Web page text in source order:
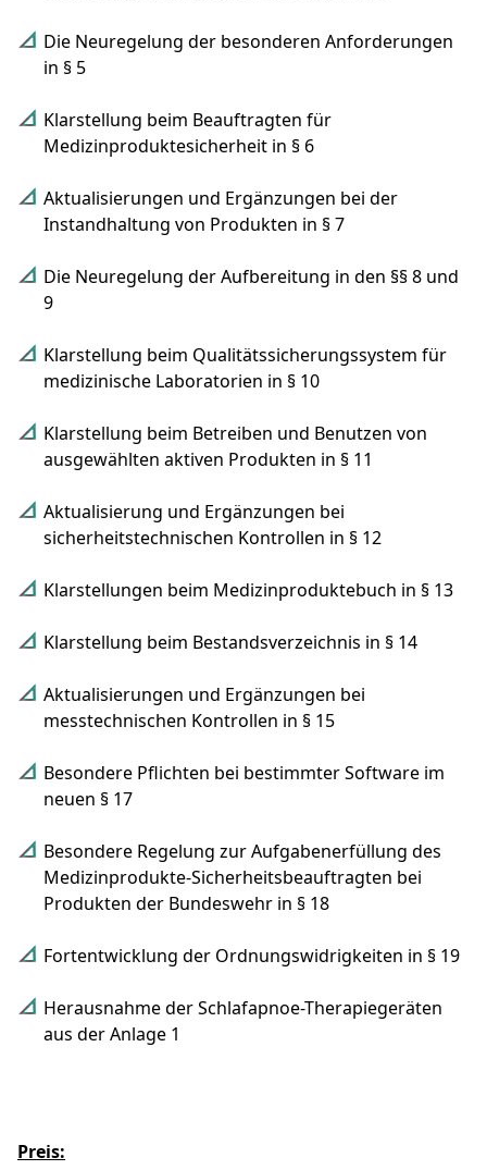
Die Neuregelung der besonderen Anforderungen
in § 5
Klarstellung beim Beauftragten für
Medizinproduktesicherheit in § 6
Aktualisierungen und Ergänzungen bei der
Instandhaltung von Produkten in § 7
Die Neuregelung der Aufbereitung in den §§ 8 und
9
Klarstellung beim Qualitätssicherungssystem für
medizinische Laboratorien in § 10
Klarstellung beim Betreiben und Benutzen von
ausgewählten aktiven Produkten in § 11
Aktualisierung und Ergänzungen bei
sicherheitstechnischen Kontrollen in § 12
Klarstellungen beim Medizinproduktebuch in § 13
Klarstellung beim Bestandsverzeichnis in § 14
Aktualisierungen und Ergänzungen bei
messtechnischen Kontrollen in § 15
Besondere Pflichten bei bestimmter Software im
neuen § 17
Besondere Regelung zur Aufgabenerfüllung des
Medizinprodukte-Sicherheitsbeauftragten bei
Produkten der Bundeswehr in § 18
Fortentwicklung der Ordnungswidrigkeiten in § 19
Herausnahme der Schlafapnoe-Therapiegeräten
aus der Anlage 1
Preis: